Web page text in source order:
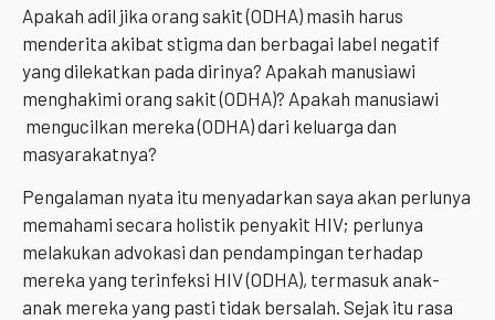
Apakah adil jika orang sakit (ODHA) masih harus
menderita akibat stigma dan berbagai label negatif
yang dilekatkan pada dirinya? Apakah manusiawi
menghakimi orang sakit (ODHA)? Apakah manusiawi
mengucilkan mereka (ODHA) dari keluarga dan
masyarakatnya?
Pengalaman nyata itu menyadarkan saya akan perlunya
memahami secara holistik penyakit HIV; perlunya
melakukan advokasi dan pendampingan terhadap
mereka yang terinfeksi HIV (ODHA), termasuk anak-
anak mereka yang pasti tidak bersalah. Sejak itu rasa